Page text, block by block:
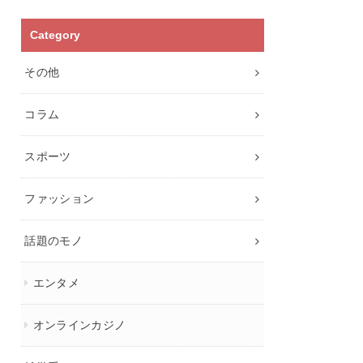
Category
その他
コラム
スポーツ
ファッション
話題のモノ
エンタメ
オンラインカジノ